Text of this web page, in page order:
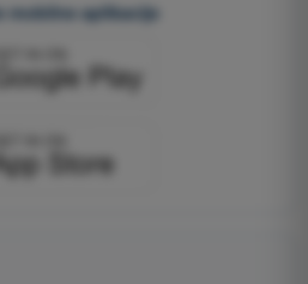
mobilne aplikacije